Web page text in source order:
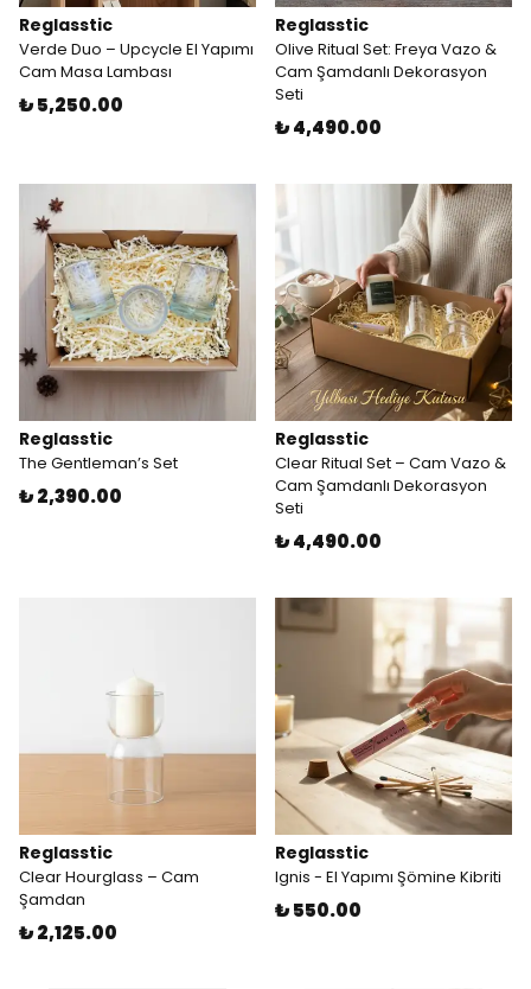
Reglasstic
Verde Duo – Upcycle El Yapımı
Cam Masa Lambası
₺ 5,250.00
Reglasstic
Olive Ritual Set: Freya Vazo &
Cam Şamdanlı Dekorasyon
Seti
₺ 4,490.00
Reglasstic
The Gentleman’s Set
₺ 2,390.00
Reglasstic
Clear Ritual Set – Cam Vazo &
Cam Şamdanlı Dekorasyon
Seti
₺ 4,490.00
Reglasstic
Clear Hourglass – Cam
Şamdan
₺ 2,125.00
Reglasstic
Ignis - El Yapımı Şömine Kibriti
₺ 550.00